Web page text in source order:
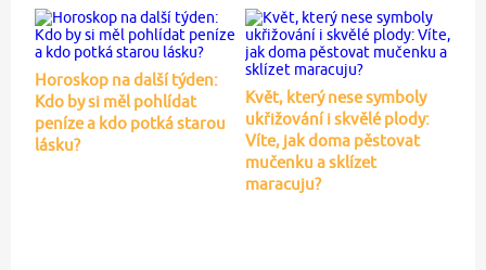
Horoskop na další týden:
Kdo by si měl pohlídat
peníze a kdo potká starou
lásku?
Květ, který nese symboly
ukřižování i skvělé plody:
Víte, jak doma pěstovat
mučenku a sklízet
maracuju?